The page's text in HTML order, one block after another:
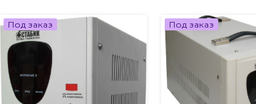
Под заказ Под заказ